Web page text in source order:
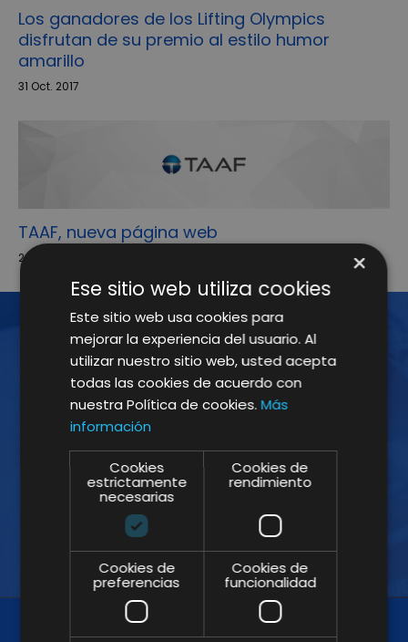
Los ganadores de los Lifting Olympics
disfrutan de su premio al estilo humor
amarillo
31 Oct. 2017
TAAF, nueva página web
26 Oct. 2017
¡ÚNETE A LA NEWSLETTER!
Suscríbete a nuestra Newsletter y no te
pierdas nuestros insights
×
Ese sitio web utiliza cookies
Este sitio web usa cookies para
mejorar la experiencia del usuario. Al
utilizar nuestro sitio web, usted acepta
todas las cookies de acuerdo con
nuestra Política de cookies.Más
información
Cookies
estrictamente
necesarias
Cookies de
rendimiento
Cookies de
preferencias
Cookies de
funcionalidad